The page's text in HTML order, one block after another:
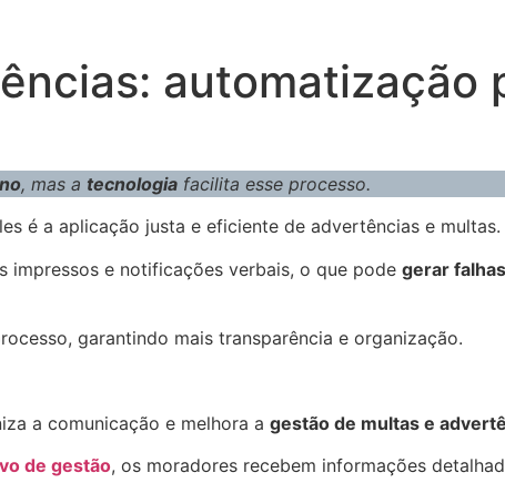
automatização
, mas a tecnologia facilita esse processo.
é a aplicação justa e eficiente de advertências e multas.
impressos e notificações verbais, o que pode gerar
garantindo mais transparência e organização.
a comunicação e melhora a gestão de multas e
de gestão, os moradores recebem informações